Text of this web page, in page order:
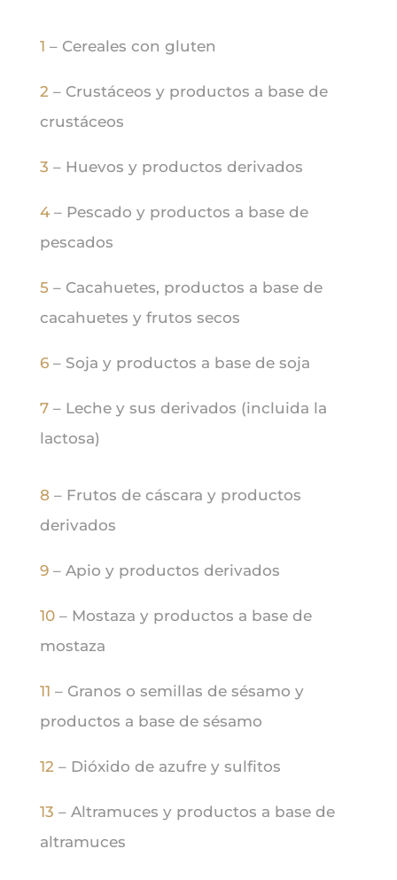
1 – Cereales con gluten
2 – Crustáceos y productos a base de
crustáceos
3 – Huevos y productos derivados
4 – Pescado y productos a base de
pescados
5 – Cacahuetes, productos a base de
cacahuetes y frutos secos
6 – Soja y productos a base de soja
7 – Leche y sus derivados (incluida la
lactosa)
8 – Frutos de cáscara y productos
derivados
9 – Apio y productos derivados
10 – Mostaza y productos a base de
mostaza
11 – Granos o semillas de sésamo y
productos a base de sésamo
12 – Dióxido de azufre y sulfitos
13 – Altramuces y productos a base de
altramuces